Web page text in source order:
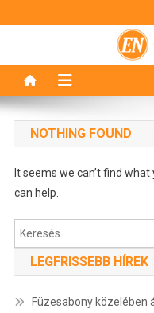
NOTHING FOUND
It seems we can’t find
can help.
Keresés:
LEGFRISSEBB HÍREK
Füzesabony közelében